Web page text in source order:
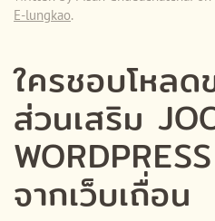
E-lungkao.
ใครชอบโหล
ส่วนเสริม
จากเว็บเถื่อน